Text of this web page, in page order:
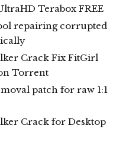
Terabox FREE
repairing corrupted
Crack Fix FitGirl
Torrent
patch for raw 1:1
Crack for Desktop